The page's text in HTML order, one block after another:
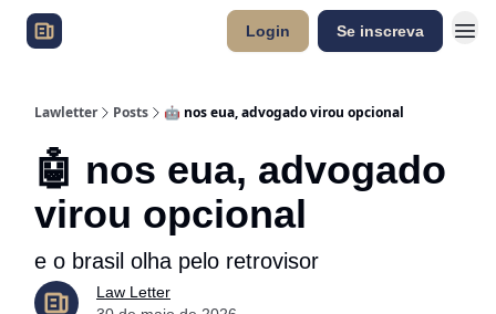
Login Se inscreva
Lawletter Posts 🤖 nos eua, advogado virou opcional
🤖 nos eua, advogado
virou opcional
e o brasil olha pelo retrovisor
Law Letter